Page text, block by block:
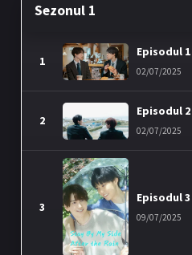
Sezonul 1
1
Episodul 1
02/07/2025
2
Episodul 2
02/07/2025
3
Episodul 3
09/07/2025